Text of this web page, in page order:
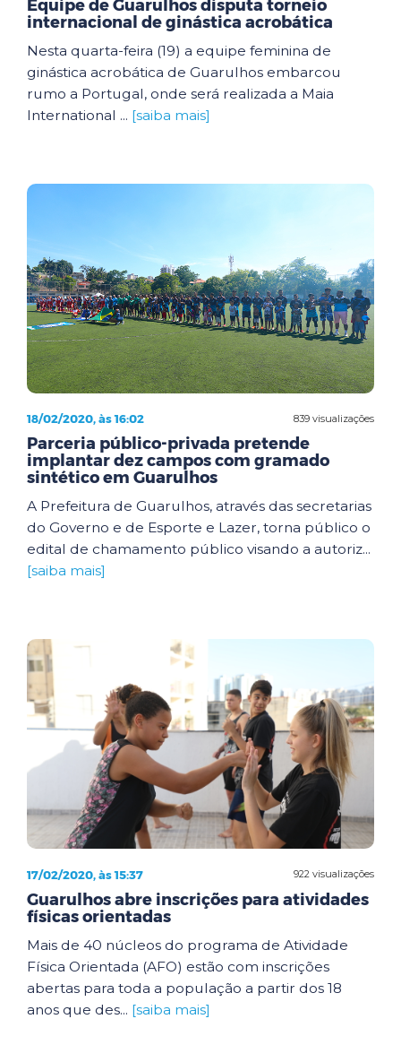
Equipe de Guarulhos disputa torneio
internacional de ginástica acrobática
Nesta quarta-feira (19) a equipe feminina de
ginástica acrobática de Guarulhos embarcou
rumo a Portugal, onde será realizada a Maia
International ... [saiba mais]
839 visualizações
18/02/2020, às 16:02
Parceria público-privada pretende
implantar dez campos com gramado
sintético em Guarulhos
A Prefeitura de Guarulhos, através das secretarias
do Governo e de Esporte e Lazer, torna público o
edital de chamamento público visando a autoriz...
[saiba mais]
922 visualizações
17/02/2020, às 15:37
Guarulhos abre inscrições para atividades
físicas orientadas
Mais de 40 núcleos do programa de Atividade
Física Orientada (AFO) estão com inscrições
abertas para toda a população a partir dos 18
anos que des... [saiba mais]